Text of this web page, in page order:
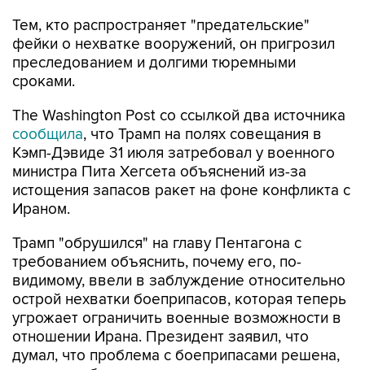
преследованием и долгими тюремными
сроками.
The Washington Post со ссылкой два источника
Кэмп-Дэвиде 31 июля затребовал у военного
министра Пита Хегсета объяснений из-за
истощения запасов ракет на фоне конфликта с
Ираном.
Трамп "обрушился" на главу Пентагона с
видимому, ввели в заблуждение относительно
острой нехватки боеприпасов, которая теперь
угрожает ограничить военные возможности в
отношении Ирана. Президент заявил, что
думал, что проблема с боеприпасами решена,
сказали собеседники газеты, знакомые с
содержанием этой беседы.